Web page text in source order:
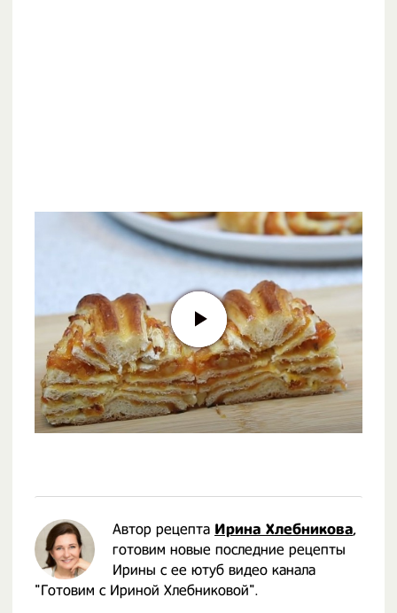
Автор рецепта Ирина Хлебникова,
готовим новые последние рецепты
Ирины с ее ютуб видео канала
"Готовим с Ириной Хлебниковой".